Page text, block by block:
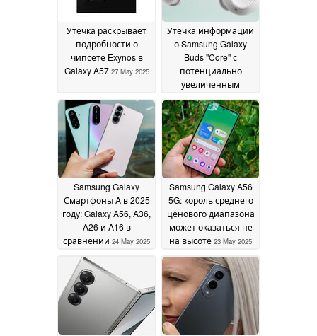
Утечка раскрывает
подробности о
чипсете Exynos в
Galaxy A57 27 May 2025
Утечка информации
о Samsung Galaxy
Buds "Core" с
потенциально
увеличенным
временем
автономной работы
26 May 2025
Samsung Galaxy
Смартфоны A в 2025
году: Galaxy A56, A36,
A26 и A16 в
сравнении 24 May 2025
Samsung Galaxy A56
5G: король среднего
ценового диапазона
может оказаться не
на высоте 23 May 2025